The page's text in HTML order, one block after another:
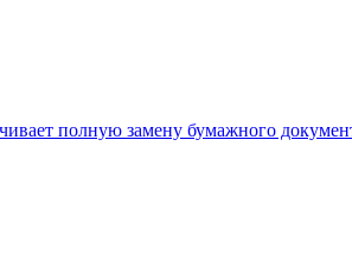
полную замену бумажного